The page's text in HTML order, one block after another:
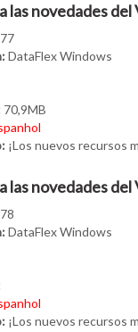
las novedades
DataFlex Windows
70,9MB
¡Los nuevos recursos
las novedades
DataFlex Windows
¡Los nuevos recursos